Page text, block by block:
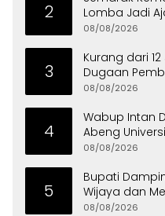
2
Lomba Jadi
Warga
08/08/2026
3
Kurang dari
Dugaan
Tersangka
08/08/2026
4
Wabup Intan
Abeng
08/08/2026
5
Bupati
Wijaya dan
di Curug
08/08/2026